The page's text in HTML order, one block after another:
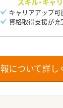
キャリアアップ可
資格取得支援が充
について詳し